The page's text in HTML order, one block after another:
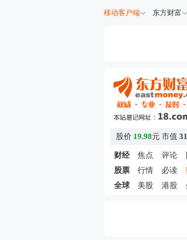
移动客户端 东方财富
股价 19.98元 市值
财经 焦点 评论
股票
行情 必读
全球
美股 港股